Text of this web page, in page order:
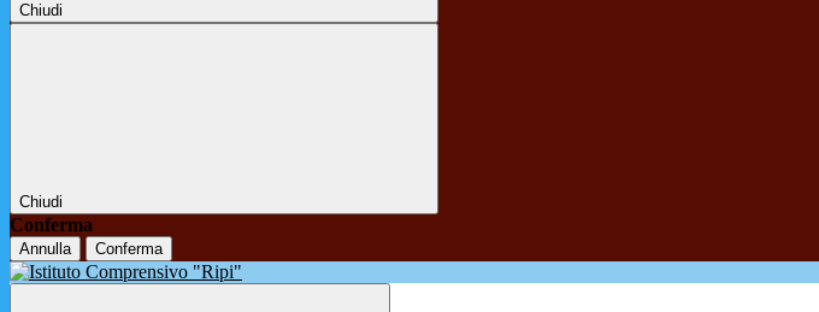
Chiudi
Chiudi
Conferma
Annulla Conferma